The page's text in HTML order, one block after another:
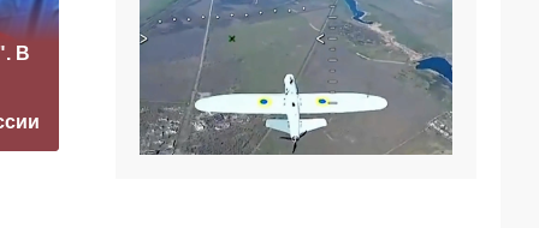
В
«Это конец всего»:
прокомментировал
а фестиваль в
Юрмале
Япония негодует от
действий России
островах